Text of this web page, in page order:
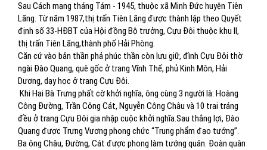
Sau Cách mạng tháng Tám - 1945, thuộc xã Minh Đức huyện Tiên
Lãng. Từ năm 1987,thị trấn Tiên Lãng được thành lập theo Quyết
định số 33-HĐBT của Hội đồng Bộ trưởng, Cựu Đôi thuộc khu II,
thị trấn Tiên Lãng,thành phố Hải Phòng.
Căn cứ vào bản thần phả phúc thần còn lưu giữ, đình Cựu Đôi thờ
ngài Đào Quang, quê gốc ở trang Vĩnh Thế, phủ Kinh Môn, Hải
Dương, dạy học ở trang Cựu Đôi.
Khi Hai Bà Trưng phất cờ khởi nghĩa, ông cùng 3 người là: Hoàng
Công Đường, Trần Công Cát, Nguyễn Công Châu và 10 trai tráng
đều ở trang Cựu Đôi gia nhập cuộc khởi nghĩa.Sau thắng lợi, Đào
Quang được Trưng Vương phong chức “Trung phẩm đạo tướng”.
Ba ông Châu, Đường, Cát được phong làm tướng quân. Đoàn quân